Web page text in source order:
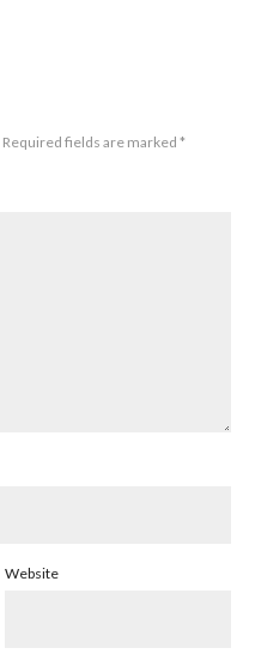
Required fields are marked *
Website